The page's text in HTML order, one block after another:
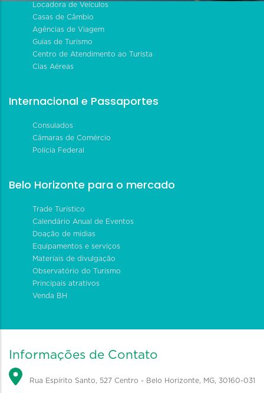
Locadora de Veículos
Casas de Câmbio
Agências de Viagem
Guias de Turismo
Centro de Atendimento ao Turista
Cias Aéreas
Internacional e Passaportes
Consulados
Câmaras de Comércio
Polícia Federal
Belo Horizonte para o mercado
Trade Turístico
Calendário Anual de Eventos
Doação de mídias
Equipamentos e serviços
Materiais de divulgação
Observatório do Turismo
Principais atrativos
Venda BH
Informações de Contato
Rua Espírito Santo, 527 Centro - Belo Horizonte, MG, 30160-031